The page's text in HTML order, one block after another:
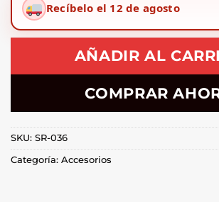
Recíbelo el 12 de agosto
AÑADIR AL
COMPRAR
SKU: SR-036
Categoría: Accesorios